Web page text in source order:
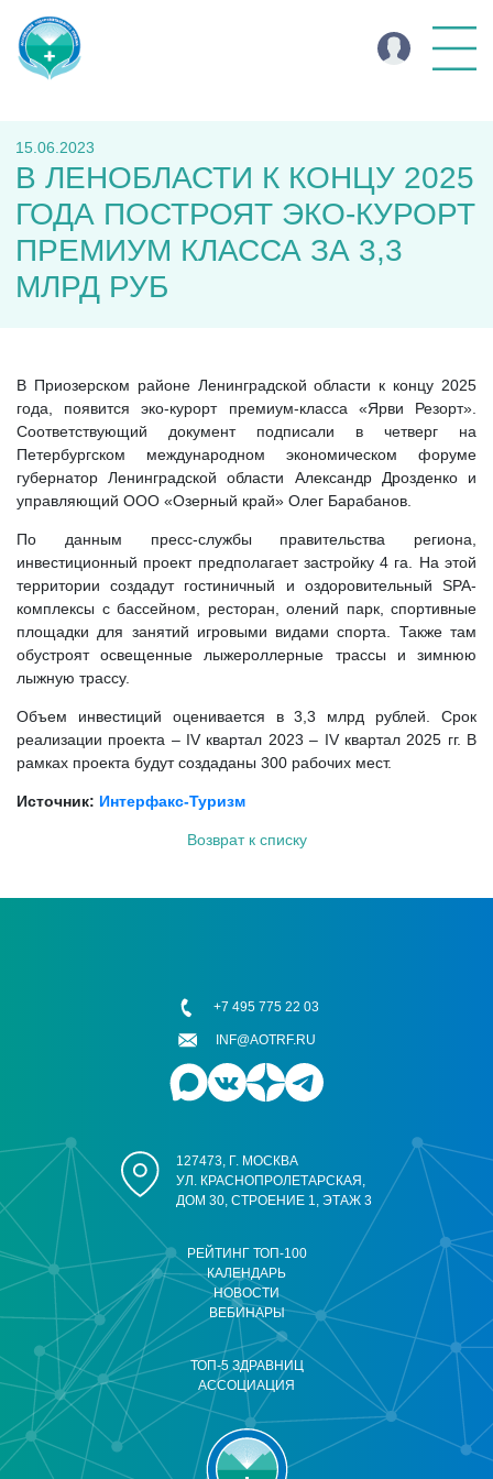
15.06.2023
В ЛЕНОБЛАСТИ К КОНЦУ 2025
ГОДА ПОСТРОЯТ ЭКО-КУРОРТ
ПРЕМИУМ КЛАССА ЗА 3,3
МЛРД РУБ
В Приозерском районе Ленинградской области к концу 2025
года, появится эко-курорт премиум-класса «Ярви Резорт».
Соответствующий документ подписали в четверг на
Петербургском международном экономическом форуме
губернатор Ленинградской области Александр Дрозденко и
управляющий ООО «Озерный край» Олег Барабанов.
По данным пресс-службы правительства региона,
инвестиционный проект предполагает застройку 4 га. На этой
территории создадут гостиничный и оздоровительный SPA-
комплексы с бассейном, ресторан, олений парк, спортивные
площадки для занятий игровыми видами спорта. Также там
обустроят освещенные лыжероллерные трассы и зимнюю
лыжную трассу.
Объем инвестиций оценивается в 3,3 млрд рублей. Срок
реализации проекта – IV квартал 2023 – IV квартал 2025 гг. В
рамках проекта будут создаданы 300 рабочих мест.
Источник: Интерфакс-Туризм
Возврат к списку
РЕЙТИНГ ТОП-100
КАЛЕНДАРЬ
НОВОСТИ
ВЕБИНАРЫ
ТОП-5 ЗДРАВНИЦ
АССОЦИАЦИЯ
127473, Г. МОСКВА
УЛ. КРАСНОПРОЛЕТАРСКАЯ,
ДОМ 30, СТРОЕНИЕ 1, ЭТАЖ 3
+7 495 775 22 03
INF@AOTRF.RU